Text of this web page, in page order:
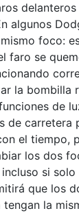
delanteros
algunos
foco:
faro se
la bombilla
de
de carretera
el tiempo,
los dos
si solo
que los
la